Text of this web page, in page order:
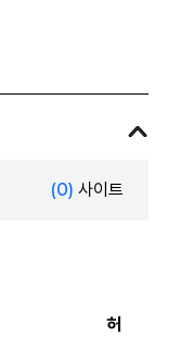
(0) 사이트
허